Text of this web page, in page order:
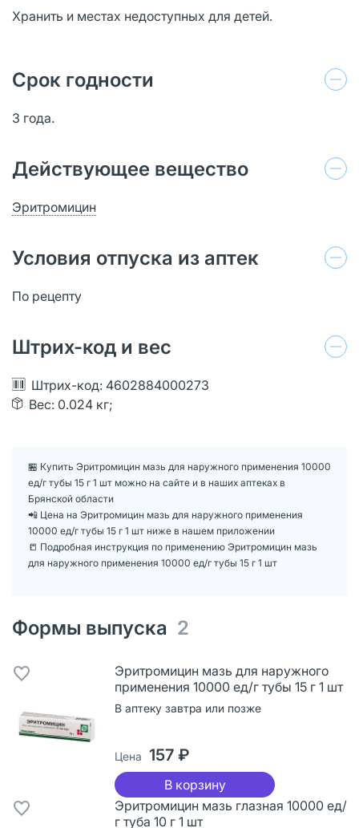
Хранить и местах недоступных для детей.
Срок годности
3 года.
Действующее вещество
Эритромицин
Условия отпуска из аптек
По рецепту
Штрих-код и вес
Штрих-код: 4602884000273
Вес: 0.024 кг;
🏪 Купить Эритромицин мазь для наружного применения 10000
ед/г тубы 15 г 1 шт можно на сайте и в наших аптеках в
Брянской области
📲 Цена на Эритромицин мазь для наружного применения
10000 ед/г тубы 15 г 1 шт ниже в нашем приложении
📒 Подробная инструкция по применению Эритромицин мазь
для наружного применения 10000 ед/г тубы 15 г 1 шт
Формы выпуска 2
Эритромицин мазь для наружного
применения 10000 ед/г тубы 15 г 1 шт
В аптеку завтра или позже
Цена 157 ₽
В корзину
Эритромицин мазь глазная 10000 ед/
г туба 10 г 1 шт